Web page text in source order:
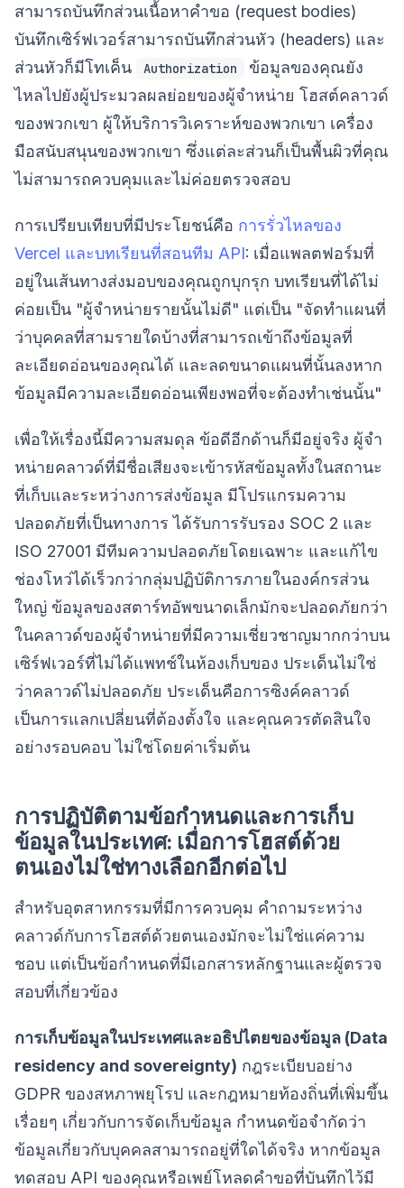
สามารถบันทึกส่วนเนื้อหาคำขอ (request bodies)
บันทึกเซิร์ฟเวอร์สามารถบันทึกส่วนหัว (headers) และ
ส่วนหัวก็มีโทเค็น
Authorization
ข้อมูลของคุณยัง
ไหลไปยังผู้ประมวลผลย่อยของผู้จำหน่าย โฮสต์คลาวด์
ของพวกเขา ผู้ให้บริการวิเคราะห์ของพวกเขา เครื่อง
มือสนับสนุนของพวกเขา ซึ่งแต่ละส่วนก็เป็นพื้นผิวที่คุณ
ไม่สามารถควบคุมและไม่ค่อยตรวจสอบ
การเปรียบเทียบที่มีประโยชน์คือ การรั่วไหลของ
Vercel และบทเรียนที่สอนทีม API: เมื่อแพลตฟอร์มที่
อยู่ในเส้นทางส่งมอบของคุณถูกบุกรุก บทเรียนที่ได้ไม่
ค่อยเป็น "ผู้จำหน่ายรายนั้นไม่ดี" แต่เป็น "จัดทำแผนที่
ว่าบุคคลที่สามรายใดบ้างที่สามารถเข้าถึงข้อมูลที่
ละเอียดอ่อนของคุณได้ และลดขนาดแผนที่นั้นลงหาก
ข้อมูลมีความละเอียดอ่อนเพียงพอที่จะต้องทำเช่นนั้น"
เพื่อให้เรื่องนี้มีความสมดุล ข้อดีอีกด้านก็มีอยู่จริง ผู้จำ
หน่ายคลาวด์ที่มีชื่อเสียงจะเข้ารหัสข้อมูลทั้งในสถานะ
ที่เก็บและระหว่างการส่งข้อมูล มีโปรแกรมความ
ปลอดภัยที่เป็นทางการ ได้รับการรับรอง SOC 2 และ
ISO 27001 มีทีมความปลอดภัยโดยเฉพาะ และแก้ไข
ช่องโหว่ได้เร็วกว่ากลุ่มปฏิบัติการภายในองค์กรส่วน
ใหญ่ ข้อมูลของสตาร์ทอัพขนาดเล็กมักจะปลอดภัยกว่า
ในคลาวด์ของผู้จำหน่ายที่มีความเชี่ยวชาญมากกว่าบน
เซิร์ฟเวอร์ที่ไม่ได้แพทช์ในห้องเก็บของ ประเด็นไม่ใช่
ว่าคลาวด์ไม่ปลอดภัย ประเด็นคือการซิงค์คลาวด์
เป็นการแลกเปลี่ยนที่ต้องตั้งใจ และคุณควรตัดสินใจ
อย่างรอบคอบ ไม่ใช่โดยค่าเริ่มต้น
การปฏิบัติตามข้อกำหนดและการเก็บ
ข้อมูลในประเทศ: เมื่อการโฮสต์ด้วย
ตนเองไม่ใช่ทางเลือกอีกต่อไป
สำหรับอุตสาหกรรมที่มีการควบคุม คำถามระหว่าง
คลาวด์กับการโฮสต์ด้วยตนเองมักจะไม่ใช่แค่ความ
ชอบ แต่เป็นข้อกำหนดที่มีเอกสารหลักฐานและผู้ตรวจ
สอบที่เกี่ยวข้อง
การเก็บข้อมูลในประเทศและอธิปไตยของข้อมูล (Data
residency and sovereignty) กฎระเบียบอย่าง
GDPR ของสหภาพยุโรป และกฎหมายท้องถิ่นที่เพิ่มขึ้น
เรื่อยๆ เกี่ยวกับการจัดเก็บข้อมูล กำหนดข้อจำกัดว่า
ข้อมูลเกี่ยวกับบุคคลสามารถอยู่ที่ใดได้จริง หากข้อมูล
ทดสอบ API ของคุณหรือเพย์โหลดคำขอที่บันทึกไว้มี